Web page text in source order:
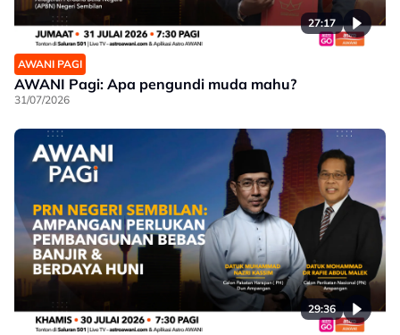
27:17
AWANI PAGI
AWANI Pagi: Apa pengundi muda mahu?
31/07/2026
29:36